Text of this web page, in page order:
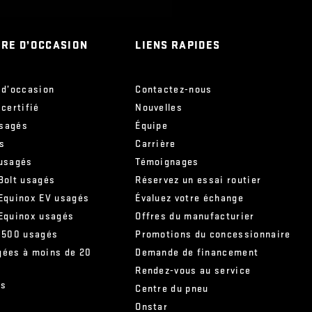
D’OCCASION
certifié
usagés
EV usagés
usagés
usagés
à moins de 20
LIENS RAPIDES
Contactez-nous
Nouvelles
Équipe
Carrière
Témoignages
Réservez un essai routier
Évaluez votre échange
Offres du manufacturier
Promotions du concessionnaire
Demande de financement
Rendez-vous au service
Centre du pneu
Onstar